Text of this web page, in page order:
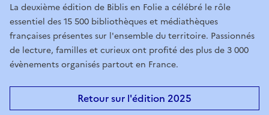
La deuxième édition de Biblis en Folie a célébré le rôle
essentiel des 15 500 bibliothèques et médiathèques
françaises présentes sur l'ensemble du territoire. Passionnés
de lecture, familles et curieux ont profité des plus de 3 000
évènements organisés partout en France.
Retour sur l'édition 2025